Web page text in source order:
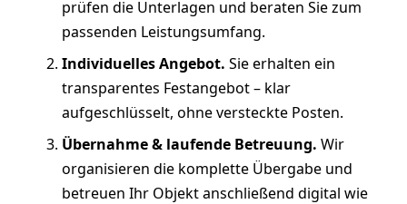
prüfen die Unterlagen und beraten Sie zum
passenden Leistungsumfang.
Individuelles Angebot. Sie erhalten ein
transparentes Festangebot – klar
aufgeschlüsselt, ohne versteckte Posten.
Übernahme & laufende Betreuung. Wir
organisieren die komplette Übergabe und
betreuen Ihr Objekt anschließend digital wie